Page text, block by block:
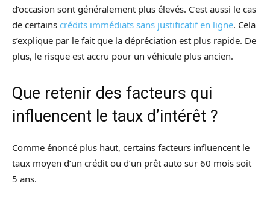
d’occasion sont généralement plus élevés. C’est aussi le cas
de certains crédits immédiats sans justificatif en ligne. Cela
s’explique par le fait que la dépréciation est plus rapide. De
plus, le risque est accru pour un véhicule plus ancien.
Que retenir des facteurs qui
influencent le taux d’intérêt ?
Comme énoncé plus haut, certains facteurs influencent le
taux moyen d’un crédit ou d’un prêt auto sur 60 mois soit
5 ans.